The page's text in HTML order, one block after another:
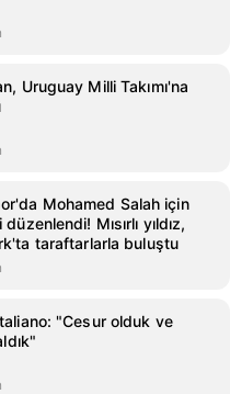
Uruguay Milli Takımı'na
Mohamed Salah için
Mısırlı yıldız,
taraftarlarla buluştu
"Cesur olduk ve